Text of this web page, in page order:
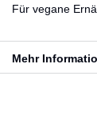
Für vegane
Mehr